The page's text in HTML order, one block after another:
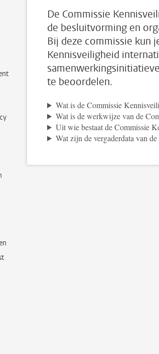
De Commissie
de besluitvorming en
Bij deze commissie kun
Kennisveiligheid
te beoordelen.
Wat is de Commissie
Wat is de werkwijze van de
Uit wie bestaat de Commissie
Wat zijn de vergaderdata van